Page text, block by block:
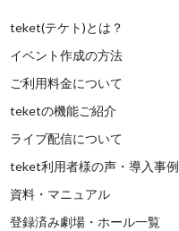
teket(テケト)とは？
イベント作成の方法
ご利用料金について
teketの機能ご紹介
ライブ配信について
teket利用者様の声・導入事例
資料・マニュアル
登録済み劇場・ホール一覧